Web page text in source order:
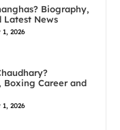
Biography,
Latest News
2026
Boxing Career and
2026